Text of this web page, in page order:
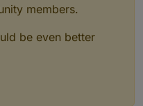
members.
be even better